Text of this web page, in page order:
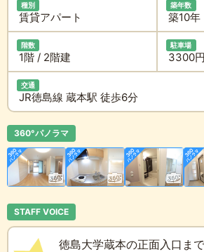
種別
賃貸アパート
築年数
築10年
階数
1階 / 2階建
駐車場
3300円
交通
JR徳島線 蔵本駅 徒歩6分
360°パノラマ
STAFF VOICE
徳島大学蔵本の正面入口ま